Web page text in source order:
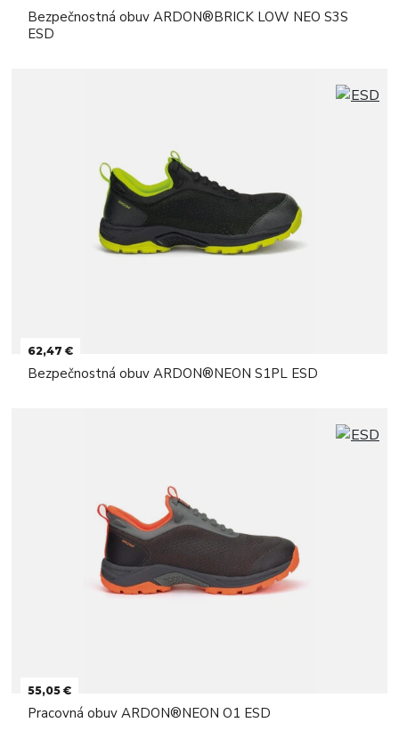
Bezpečnostná obuv ARDON®BRICK LOW NEO S3S
ESD
62,47 €
Bezpečnostná obuv ARDON®NEON S1PL ESD
55,05 €
Pracovná obuv ARDON®NEON O1 ESD